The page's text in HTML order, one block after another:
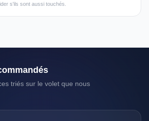
s'ils sont aussi touchés.
triés sur le volet que nous